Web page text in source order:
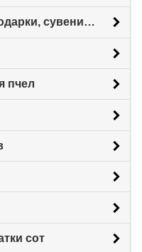
Мыло, косметика, свечи, подарки, сувениры.
пчел
сот